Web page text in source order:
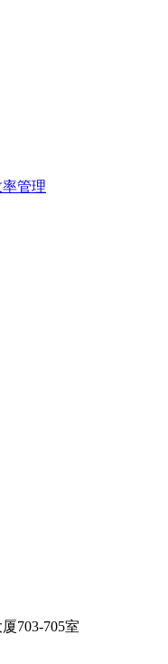
管理
703-705室